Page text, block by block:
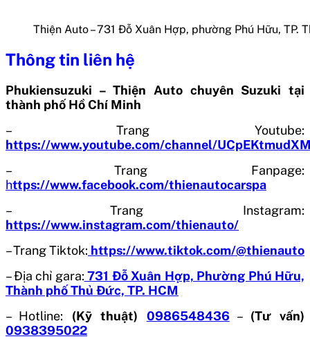
Thiện Auto – 731 Đỗ Xuân Hợp, phường Phú Hữu, TP.
Thông tin liên hệ
Phukiensuzuki – Thiện Auto chuyên Suzuki tại
thành phố Hồ Chí Minh
– Trang Youtube:
https://www.youtube.com/channel/
– Trang Fanpage:
https://www.facebook.com/thienautocarspa
– Trang Instagram:
https://www.instagram.com/thienauto/
– Trang Tiktok: https://www.tiktok.com/@thienauto
– Địa chỉ gara: 731 Đỗ Xuân Hợp, Phường Phú Hữu,
Thành phố Thủ Đức, TP. HCM
– Hotline: (Kỹ thuật) 0986548436 – (Tư vấn)
0938395022